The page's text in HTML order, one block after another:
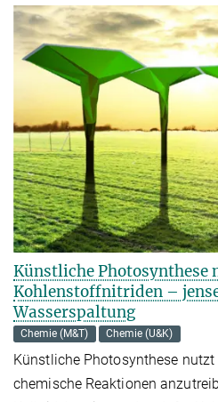
Künstliche Photosynthese
Kohlenstoffnitriden –
Wasserspaltung
Chemie (M&T) Chemie (U&K)
Künstliche Photosynthese
chemische Reaktionen